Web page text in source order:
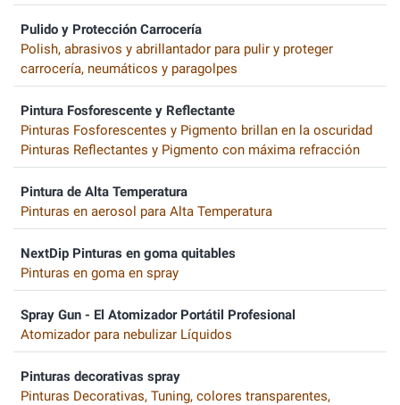
Pulido y Protección Carrocería
Polish, abrasivos y abrillantador para pulir y proteger
carrocería, neumáticos y paragolpes
Pintura Fosforescente y Reflectante
Pinturas Fosforescentes y Pigmento brillan en la oscuridad
Pinturas Reflectantes y Pigmento con máxima refracción
Pintura de Alta Temperatura
Pinturas en aerosol para Alta Temperatura
NextDip Pinturas en goma quitables
Pinturas en goma en spray
Spray Gun - El Atomizador Portátil Profesional
Atomizador para nebulizar Líquidos
Pinturas decorativas spray
Pinturas Decorativas, Tuning, colores transparentes,